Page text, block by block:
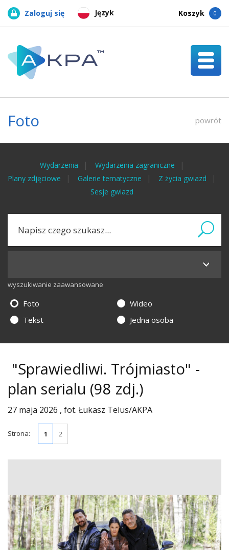
Język
Zaloguj się Koszyk 0
Foto powrót
Wydarzenia
Wydarzenia zagraniczne
Plany zdjęciowe
Galerie tematyczne
Z życia gwiazd
Sesje gwiazd
wyszukiwanie zaawansowane
Foto
Wideo
Tekst
Jedna osoba
"Sprawiedliwi. Trójmiasto" -
plan serialu (98 zdj.)
27 maja 2026 , fot. Łukasz Telus/AKPA
Strona: 1 2